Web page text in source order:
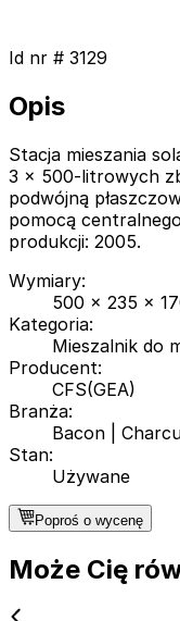
Id nr # 3129
Opis
Stacja mieszania
3 x 500-litrowych
podwójną
pomocą
produkcji: 2005.
Wymiary:
500 x 235 x
Kategoria:
Mieszalnik do
Producent:
CFS(GEA)
Branża:
Bacon
Stan:
Używane
Poproś o wycenę
Może Cię